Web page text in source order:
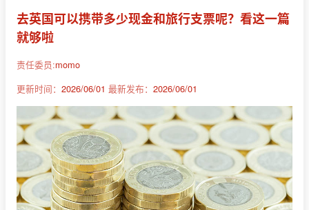
去英国可以携带多少现金和旅行支票呢？看这一篇
就够啦
责任委员:momo
更新时间： 2026/06/01 最新发布： 2026/06/01